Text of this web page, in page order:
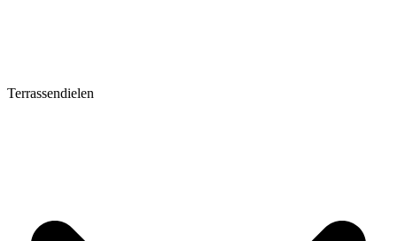
Terrassendielen